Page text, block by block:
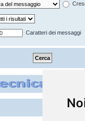
Caratteri dei messaggi